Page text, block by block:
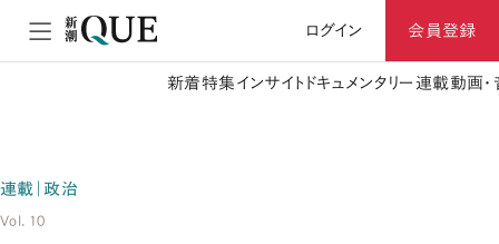
ログイン 会員登録
新着特集 インサイト ドキュメンタリー 連載動画
連載｜政治
Vol. 10